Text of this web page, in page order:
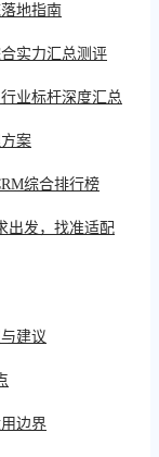
地指南
实力汇总测评
业标杆深度汇总
案
综合排行榜
出发，找准适配
建议
边界